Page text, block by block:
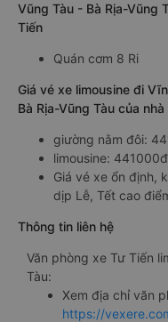
Vũng Tàu - Bà Rịa-Vũng
Tiến
Quán cơm 8 Ri
Giá vé xe limousine đi
Bà Rịa-Vũng Tàu của
giường nằm đôi:
limousine:
Giá vé xe ổn định,
dịp Lễ, Tết cao
Thông tin liên hệ
Văn phòng xe Tư Tiến
Tàu:
Xem địa chỉ văn
https://